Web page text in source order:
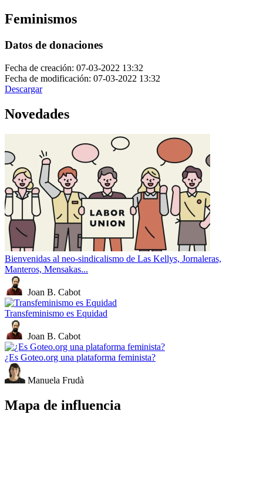
Feminismos
Datos de donaciones
Fecha de creación: 07-03-2022 13:32
Fecha de modificación: 07-03-2022 13:32
Descargar
Novedades
Bienvenidas al neo-sindicalismo de Las Kellys, Jornaleras,
Manteros, Mensakas...
Joan B. Cabot
Transfeminismo es Equidad
Joan B. Cabot
¿Es Goteo.org una plataforma feminista?
Manuela Frudà
Mapa de influencia